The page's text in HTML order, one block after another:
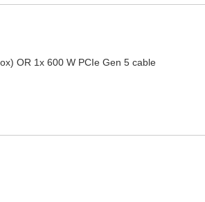
OR 1x 600 W PCIe Gen 5 cable